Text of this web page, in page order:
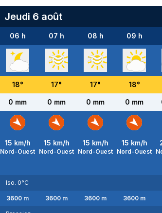
Jeudi 6 août
06 h 07 h 08 h 09 h
18° 17° 17° 18°
0 mm 0 mm 0 mm 0 mm
15 km/h
Nord-Ouest
15 km/h
Nord-Ouest
15 km/h
Nord-Ouest
15 km/h
Nord-Ouest
Iso. 0°C
3600 m 3600 m 3600 m 3600 m